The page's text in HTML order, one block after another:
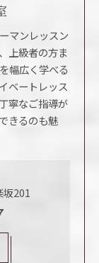
マンレッスン
上級者の方ま
幅広く学べる
ベートレッス
寧なご指導が
きるのも魅
201